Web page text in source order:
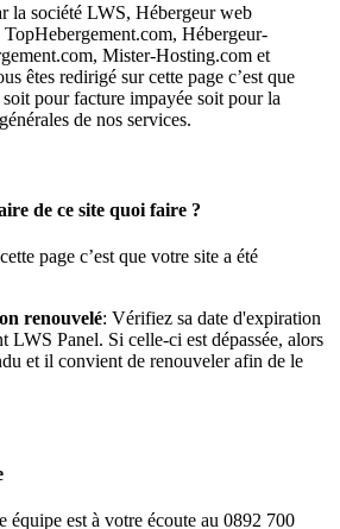
la société LWS, Hébergeur web
Hébergeur-
Mister-Hosting.com et
êtes redirigé sur cette page c’est que
pour facture impayée soit pour la
de nos services.
de ce site quoi faire ?
page c’est que votre site a été
renouvelé: Vérifiez sa date d'expiration
LWS Panel. Si celle-ci est dépassée, alors
et il convient de renouveler afin de le
équipe est à votre écoute au 0892 700